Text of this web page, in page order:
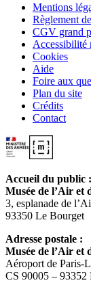
Mentions
Règlement
CGV grand
Accessibilité
Cookies
Aide
Foire aux
Plan du site
Crédits
Contact
Accueil du public :
Musée de l’Air et
3, esplanade de
93350 Le Bourget
Adresse postale :
Musée de l’Air et
Aéroport de Paris-
CS 90005 – 93352